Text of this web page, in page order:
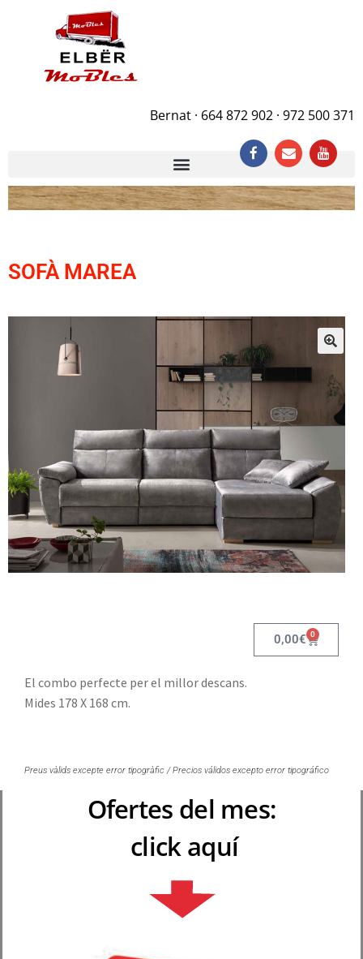
Bernat · 664 872 902 · 972 500 371
SOFÀ MAREA
0,00€ 0
El combo perfecte per el millor descans.
Mides 178 X 168 cm.
Preus vàlids excepte error tipogràfic / Precios válidos excepto error tipográfico
Ofertes del mes:
click aquí